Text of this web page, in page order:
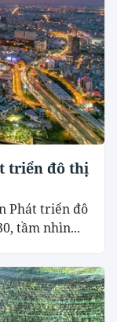
triển đô thị
Phát triển đô
tầm nhìn...